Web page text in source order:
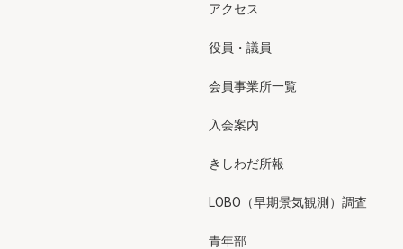
アクセス
役員・議員
会員事業所一覧
入会案内
きしわだ所報
LOBO（早期景気観測）調査
青年部